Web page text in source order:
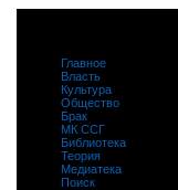
Главное
Власть
Культура
Общество
Брак
МК ССГ
Библиотека
Теория
Медиатека
Поиск